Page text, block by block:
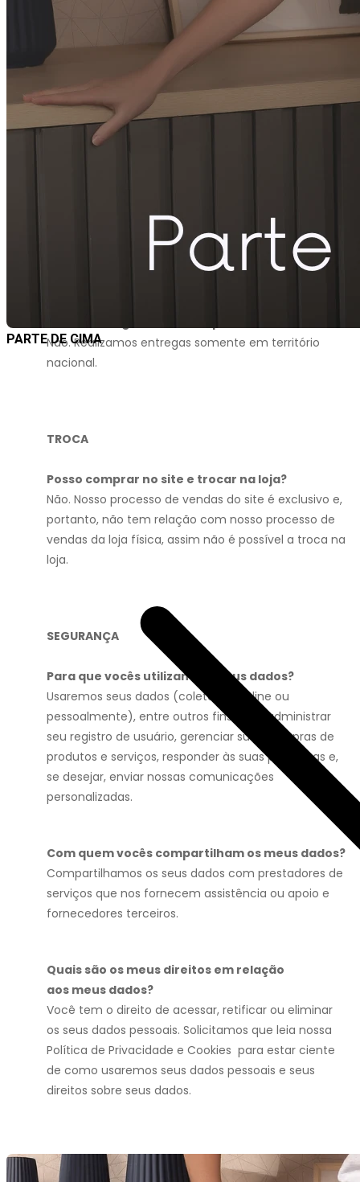
PARTE DE CIMA
Posso alterar o endereço de entrega após a
finalização do meu pedido?
Não. Finalizado seu processo de compra e
recebimento do e-mail de confirmação não é
possível cancelar ou modificar o seu pedido.
portanto, não tem relação com nosso processo de
vendas da loja física, assim não é possível a retirada
Não. Realizamos entregas somente em território
nacional.
TROCA
Posso comprar no site e trocar na loja?
Não. Nosso processo de vendas do site é exclusivo e,
portanto, não tem relação com nosso processo de
vendas da loja física, assim não é possível a troca na
loja.
SEGURANÇA
Para que vocês utilizam os meus dados?
Usaremos seus dados (coletados online ou
pessoalmente), entre outros fins, para administrar
seu registro de usuário, gerenciar suas compras de
produtos e serviços, responder às suas perguntas e,
se desejar, enviar nossas comunicações
personalizadas.
Com quem vocês compartilham os meus dados?
Compartilhamos os seus dados com prestadores de
serviços que nos fornecem assistência ou apoio e
fornecedores terceiros.
Quais são os meus direitos em relação
aos meus dados?
Você tem o direito de acessar, retificar ou eliminar
os seus dados pessoais. Solicitamos que leia nossa
Política de Privacidade e Cookies para estar ciente
de como usaremos seus dados pessoais e seus
direitos sobre seus dados.
OUTRAS DÚVIDAS FREQUENTES